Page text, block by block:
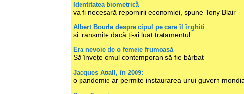
Identitatea biometrică
va fi necesară repornirii economiei, spune Tony Blair
Albert Bourla despre cipul pe care îl înghiți
și transmite dacă ți-ai luat tratamentul
Era nevoie de o femeie frumoasă
Să învețe omul contemporan să fie bărbat
Jacques Attali, în 2009:
o pandemie ar permite instaurarea unui guvern